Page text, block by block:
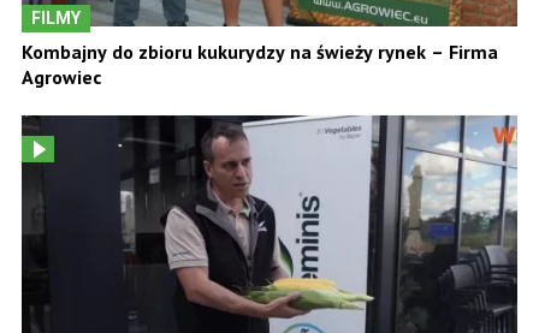
FILMY
Kombajny do zbioru kukurydzy na świeży rynek – Firma
Agrowiec